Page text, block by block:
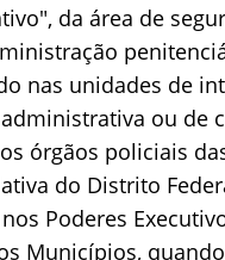
da área de
nas unidades de
ou de
órgãos policiais
do Distrito
Poderes
Municípios,